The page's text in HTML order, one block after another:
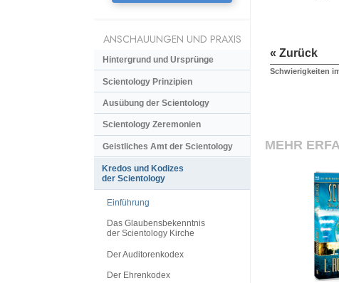
« Zurück
Schwierigkeiten
MEHR
ANSCHAUUNGEN UND PRAXIS
Hintergrund und Ursprünge
Scientology Prinzipien
Ausübung der Scientology
Scientology Zeremonien
Geistliches Amt der Scientology
Kredos und Kodizes
der Scientology
Einführung
Das Glaubensbekenntnis
der Scientology Kirche
Der Auditorenkodex
Der Ehrenkodex